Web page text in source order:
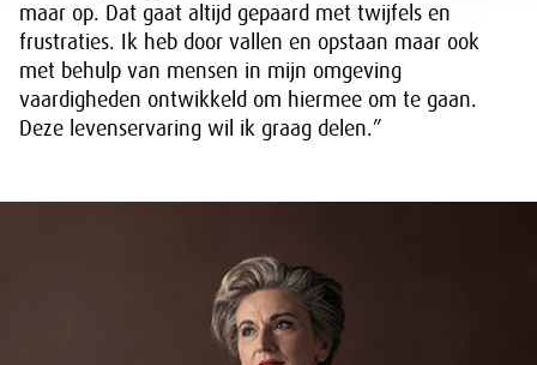
maar op. Dat gaat altijd gepaard met twijfels en
frustraties. Ik heb door vallen en opstaan maar ook
met behulp van mensen in mijn omgeving
vaardigheden ontwikkeld om hiermee om te gaan.
Deze levenservaring wil ik graag delen.”